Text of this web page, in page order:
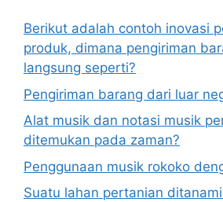
Berikut adalah contoh inovasi
produk, dimana pengiriman
langsung seperti?
Pengiriman barang dari luar
Alat musik dan notasi musik
ditemukan pada zaman?
Penggunaan musik rokoko
Suatu lahan pertanian